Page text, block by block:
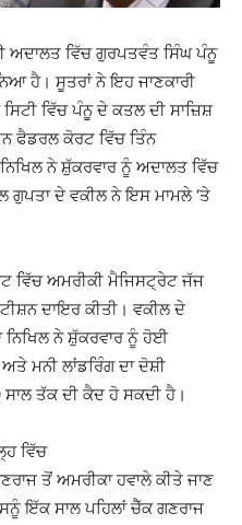
ਅਦਾਲਤ ਵਿੱਚ ਗੁਰਪਤਵੰਤ ਸਿੰਘ ਪੰਨੂ
ਹੈ। ਸੂਤਰਾਂ ਨੇ ਇਹ ਜਾਣਕਾਰੀ
ਵਿੱਚ ਪੰਨੂ ਦੇ ਕਤਲ ਦੀ ਸਾਜ਼ਿਸ਼
ਫੈਡਰਲ ਕੋਰਟ ਵਿੱਚ ਤਿੰਨ
ਨੇ ਸ਼ੁੱਕਰਵਾਰ ਨੂੰ ਅਦਾਲਤ ਵਿੱਚ
ਗੁਪਤਾ ਦੇ ਵਕੀਲ ਨੇ ਇਸ ਮਾਮਲੇ ‘ਤੇ
ਵਿੱਚ ਅਮਰੀਕੀ ਮੈਜਿਸਟ੍ਰੇਟ ਜੱਜ
ਦਾਇਰ ਕੀਤੀ। ਵਕੀਲ ਦੇ
ਨਿਖਿਲ ਨੇ ਸ਼ੁੱਕਰਵਾਰ ਨੂੰ ਹੋਈ
ਮਨੀ ਲਾਂਡਰਿੰਗ ਦਾ ਦੋਸ਼ੀ
ਤੱਕ ਦੀ ਕੈਦ ਹੋ ਸਕਦੀ ਹੈ।
ਵਿੱਚ
ਤੋਂ ਅਮਰੀਕਾ ਹਵਾਲੇ ਕੀਤੇ ਜਾਣ
ਇੱਕ ਸਾਲ ਪਹਿਲਾਂ ਚੈੱਕ ਗਣਰਾਜ